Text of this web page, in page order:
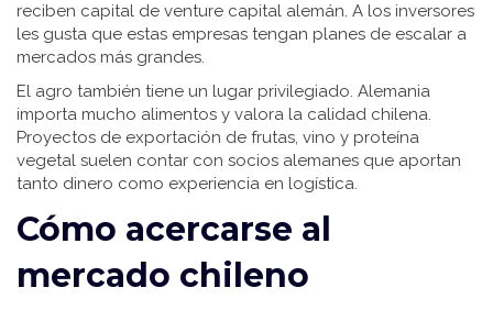
reciben capital de venture capital alemán. A los inversores
les gusta que estas empresas tengan planes de escalar a
mercados más grandes.
El agro también tiene un lugar privilegiado. Alemania
importa mucho alimentos y valora la calidad chilena.
Proyectos de exportación de frutas, vino y proteína
vegetal suelen contar con socios alemanes que aportan
tanto dinero como experiencia en logística.
Cómo acercarse al
mercado chileno